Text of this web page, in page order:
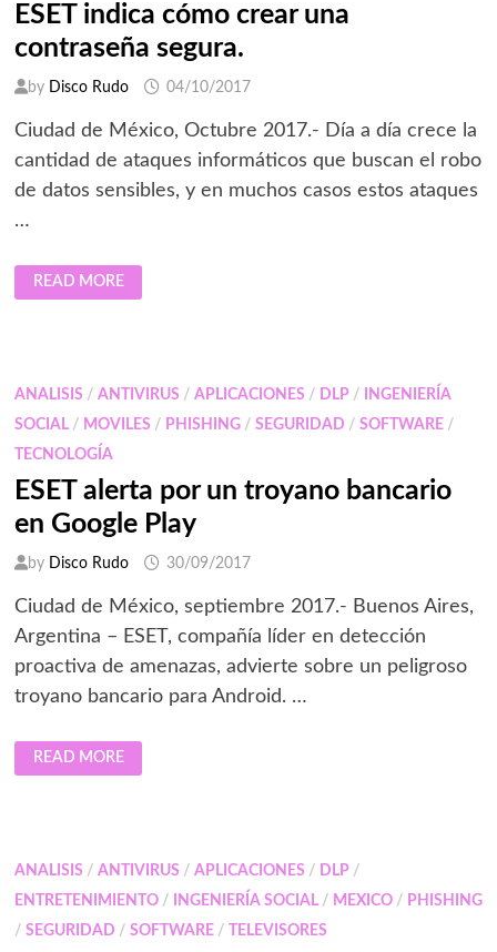
AFECTA
PRINCIPALMENTE
A
LATINOAMÉRICA
ESET indica cómo crear una
contraseña segura.
by Disco Rudo 04/10/2017
Ciudad de México, Octubre 2017.- Día a día crece la
cantidad de ataques informáticos que buscan el robo
de datos sensibles, y en muchos casos estos ataques
…
ESET
INDICA
CÓMO
READ MORE
ANALISIS / ANTIVIRUS / APLICACIONES / DLP/
INGENIERÍA
SOCIAL/ MOVILES / PHISHING/ SEGURIDAD / SOFTWARE/
TECNOLOGÍA
ESET alerta por un troyano bancario
en Google Play
by Disco Rudo 30/09/2017
Ciudad de México, septiembre 2017.- Buenos Aires,
Argentina – ESET, compañía líder en detección
proactiva de amenazas, advierte sobre un peligroso
troyano bancario para Android. …
ESET
ALERTA
POR
PLAY
READ MORE
ANALISIS / ANTIVIRUS / APLICACIONES / DLP/
ENTRETENIMIENTO/ INGENIERÍA SOCIAL/ MEXICO/ PHISHING
/ SEGURIDAD / SOFTWARE/ TELEVISORES